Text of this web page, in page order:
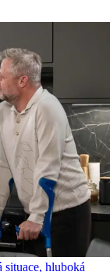
hluboká